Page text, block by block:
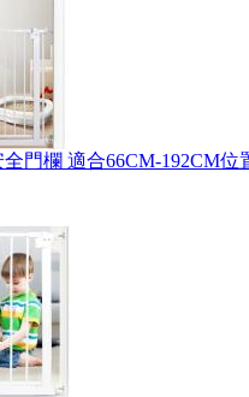
門欄 適合66CM-192CM位